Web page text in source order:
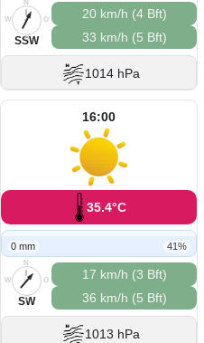
N
O
S
W
SSW
20 km/h (4 Bft)
33 km/h (5 Bft)
1014 hPa
16:00
35.4°C
0 mm 41%
N
O
S
W
SW
17 km/h (3 Bft)
36 km/h (5 Bft)
1013 hPa